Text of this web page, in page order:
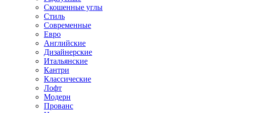
Скошенные углы
Стиль
Современные
Евро
Английские
Дизайнерские
Итальянские
Кантри
Классические
Лофт
Модерн
Прованс